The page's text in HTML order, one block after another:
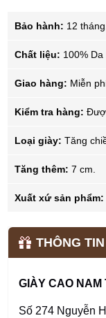
Bảo hành: 12
Chất liệu: 100% Da
Giao hàng: Miễn
Kiểm tra hàng:
Loại giày: Tăng
Tăng thêm: 7 cm.
Xuất xứ sản phẩm:
THÔNG
GIÀY CAO NAM
Số 274 Nguyễn